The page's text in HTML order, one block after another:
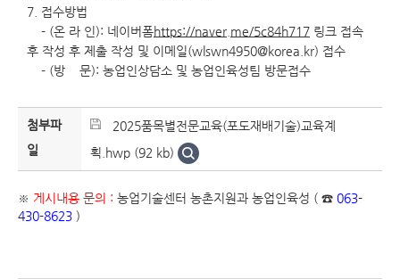
7. 접수방법
- (온 라 인): 네이버폼https://naver.me/5c84h717 링크 접속
후 작성 후 제출 작성 및 이메일(wlswn4950@korea.kr) 접수
- (방 문): 농업인상담소 및 농업인육성팀 방문접수
첨부파
일
2025품목별전문교육(포도재배기술)교육계
획.hwp (92 kb)
※ 게시내용 문의 : 농업기술센터 농촌지원과 농업인육성 ( ☎ 063-
430-8623 )